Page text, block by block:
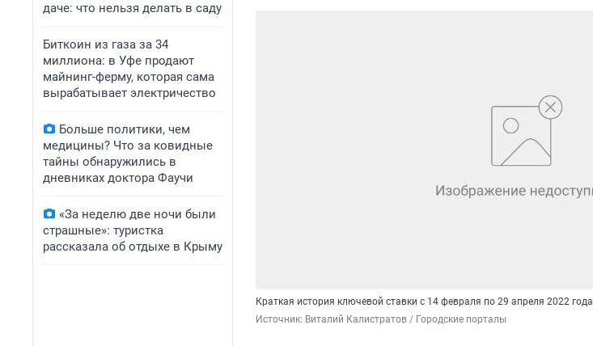
даче: что нельзя делать в саду
Биткоин из газа за 34
миллиона: в Уфе продают
майнинг-ферму, которая сама
вырабатывает электричество
Больше политики, чем
медицины? Что за ковидные
тайны обнаружились в
дневниках доктора Фаучи
«За неделю две ночи были
страшные»: туристка
рассказала об отдыхе в Крыму
Краткая история ключевой ставки с 14 февраля по 29 апреля 2022 года
Источник: Виталий Калистратов / Городские порталы